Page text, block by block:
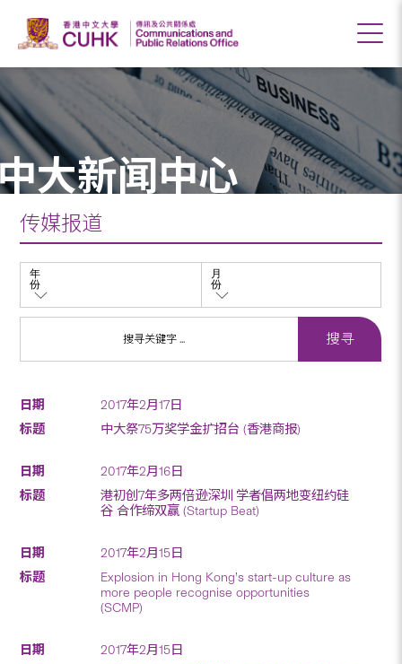
大新闻中心
传媒报道
年
份
月
份
2017年2月17日
中大祭75万奖学金扩招台 (香港商报)
2017年2月16日
港初创7年多两倍逊深圳 学者倡两地变纽约硅
谷 合作缔双赢 (Startup Beat)
2017年2月15日
Explosion in Hong Kong’s start-up culture as
more people recognise opportunities
(SCMP)
2017年2月15日